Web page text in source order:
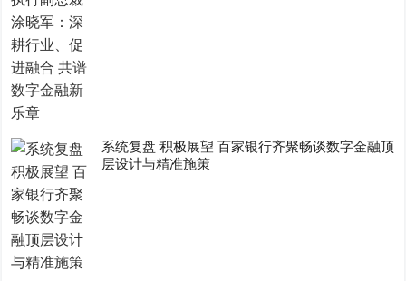
系统复盘 积极展望 百家银行齐聚畅谈数字金融顶
层设计与精准施策